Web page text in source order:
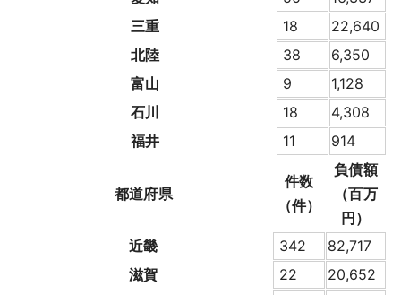
三重
18
22,640
北陸
38
6,350
富山
9
1,128
石川
18
4,308
福井
11 914
都道府県
件数
（件）
負債額
（百万
円）
近畿
342
82,717
滋賀
22
20,652